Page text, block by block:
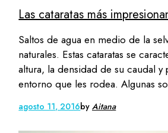
Las cataratas más
Saltos de agua en medio de la
naturales. Estas cataratas se
altura, la densidad de su caudal
entorno que les rodea. Algunas so
agosto 11, 2016byAitana